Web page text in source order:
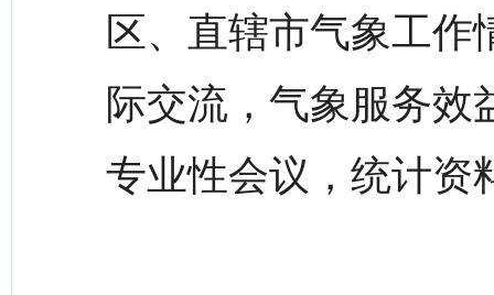
区、直辖市气象工
际交流，气象服务效
专业性会议，统计资